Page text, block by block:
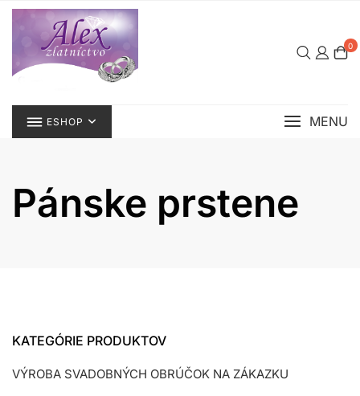
Skip
content
0
ESHOP MENU
Pánske prstene
KATEGÓRIE PRODUKTOV
VÝROBA SVADOBNÝCH OBRÚČOK NA ZÁKAZKU